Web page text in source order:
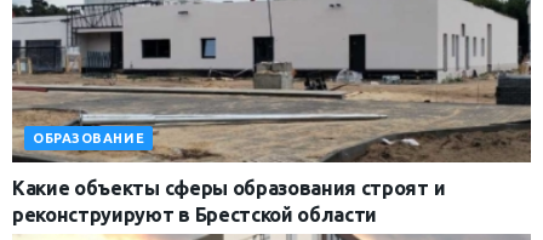
ОБРАЗОВАНИЕ
Какие объекты сферы образования строят и
реконструируют в Брестской области